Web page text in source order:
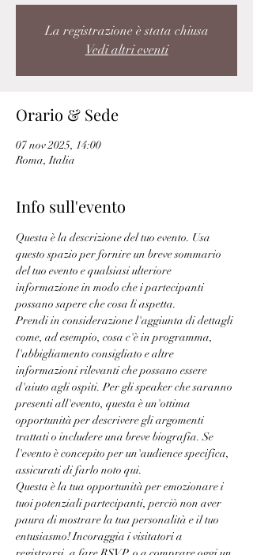
La registrazione è stata chiusa
Vedi altri eventi
Orario & Sede
07 nov 2025, 14:00
Roma, Italia
Info sull'evento
Questa è la descrizione del tuo evento. Usa
questo spazio per fornire un breve sommario
del tuo evento e qualsiasi ulteriore
informazione in modo che i partecipanti
possano sapere che cosa li aspetta.
Prendi in considerazione l'aggiunta di dettagli
come, ad esempio, cosa c'è in programma,
l'abbigliamento consigliato e altre
informazioni rilevanti che possano essere
d'aiuto agli ospiti. Per gli speaker che saranno
presenti all'evento, questa è un'ottima
opportunità per descrivere gli argomenti
trattati o includere una breve biografia. Se
l'evento è concepito per un'audience specifica,
assicurati di farlo noto qui.
Questa è la tua opportunità per emozionare i
tuoi potenziali partecipanti, perciò non aver
paura di mostrare la tua personalità e il tuo
entusiasmo! Incoraggia i visitatori a